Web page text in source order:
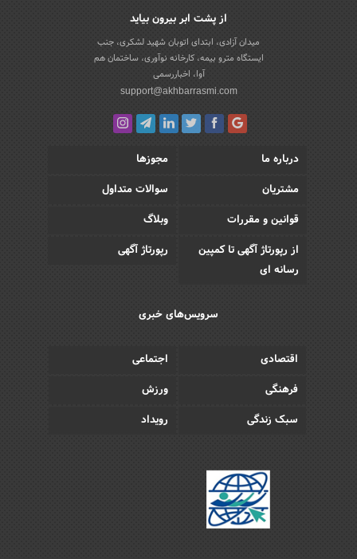
از پشت ابر بیرون بیاید
میدان آزادی، ابتدای اتوبان شهید لشکری، جنب
ایستگاه مترو بیمه، کارخانه نوآوری، ساختمان هم
آوا، اخباررسمی
support@akhbarrasmi.com
درباره ما
مجوزها
مشتریان
سوالات متداول
قوانین و مقررات
وبلاگ
از رپورتاژ آگهی تا کمپین
رسانه ای
رپورتاژ آگهی
سرویس‌های خبری
اقتصادی
اجتماعی
فرهنگی
ورزش
سبک زندگی
رویداد